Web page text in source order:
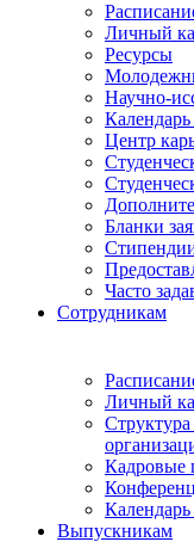
Личный
Ресурсы
Научно-
Центр
Бланки
Часто
Сотрудникам
Личный
Кадровые
Выпускникам